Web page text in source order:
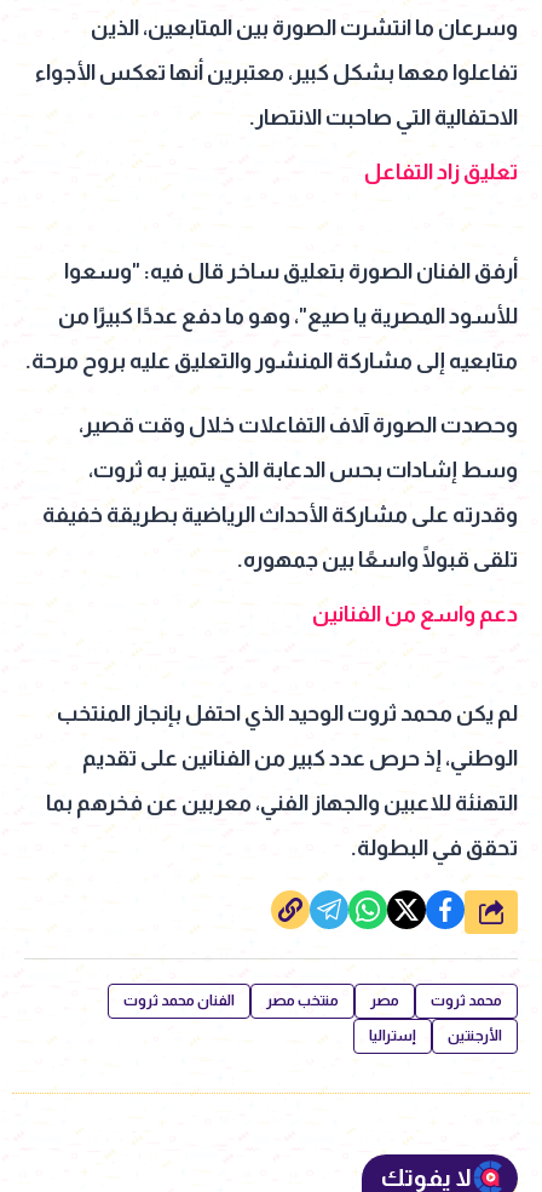
وسرعان ما انتشرت الصورة بين المتابعين، الذين
تفاعلوا معها بشكل كبير، معتبرين أنها تعكس الأجواء
الاحتفالية التي صاحبت الانتصار.
تعليق زاد التفاعل
أرفق الفنان الصورة بتعليق ساخر قال فيه: "وسعوا
للأسود المصرية يا صيع"، وهو ما دفع عددًا كبيرًا من
متابعيه إلى مشاركة المنشور والتعليق عليه بروح مرحة.
وحصدت الصورة آلاف التفاعلات خلال وقت قصير،
وسط إشادات بحس الدعابة الذي يتميز به ثروت،
وقدرته على مشاركة الأحداث الرياضية بطريقة خفيفة
تلقى قبولًا واسعًا بين جمهوره.
دعم واسع من الفنانين
لم يكن محمد ثروت الوحيد الذي احتفل بإنجاز المنتخب
الوطني، إذ حرص عدد كبير من الفنانين على تقديم
التهنئة للاعبين والجهاز الفني، معربين عن فخرهم بما
تحقق في البطولة.
شارك
محمد ثروت مصر منتخب مصر الفنان محمد ثروت
الأرجنتين إستراليا
لا يفوتك